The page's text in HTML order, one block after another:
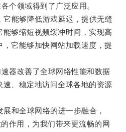
领域得到了广泛应用。
能够降低游戏延迟，提供无缝
够缩短视频缓冲时间，实现高
它能够加快网站加载速度，提
改善了全球网络性能和数据
、稳定地访问全球各地的资源
和全球网络的进一步融合，
作用，为我们带来更流畅的网